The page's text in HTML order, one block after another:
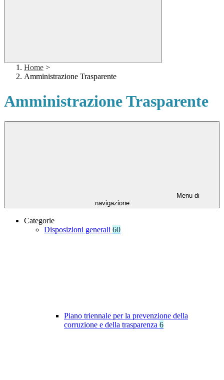
Home >
Amministrazione Trasparente
Amministrazione Trasparente
Menu di
navigazione
Categorie
Disposizioni generali 60
Piano triennale per la prevenzione della
corruzione e della trasparenza 6